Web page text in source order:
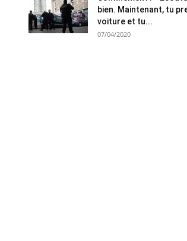
bien. Maintenant, tu
voiture et tu...
07/04/2020